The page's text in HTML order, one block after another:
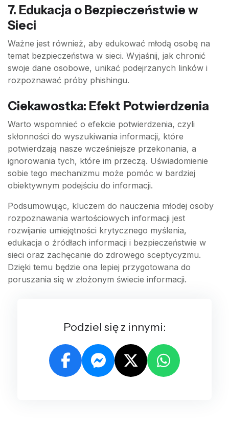
7. Edukacja o Bezpieczeństwie w
Sieci
Ważne jest również, aby edukować młodą osobę na
temat bezpieczeństwa w sieci. Wyjaśnij, jak chronić
swoje dane osobowe, unikać podejrzanych linków i
rozpoznawać próby phishingu.
Ciekawostka: Efekt Potwierdzenia
Warto wspomnieć o efekcie potwierdzenia, czyli
skłonności do wyszukiwania informacji, które
potwierdzają nasze wcześniejsze przekonania, a
ignorowania tych, które im przeczą. Uświadomienie
sobie tego mechanizmu może pomóc w bardziej
obiektywnym podejściu do informacji.
Podsumowując, kluczem do nauczenia młodej osoby
rozpoznawania wartościowych informacji jest
rozwijanie umiejętności krytycznego myślenia,
edukacja o źródłach informacji i bezpieczeństwie w
sieci oraz zachęcanie do zdrowego sceptycyzmu.
Dzięki temu będzie ona lepiej przygotowana do
poruszania się w złożonym świecie informacji.
Podziel się z innymi: